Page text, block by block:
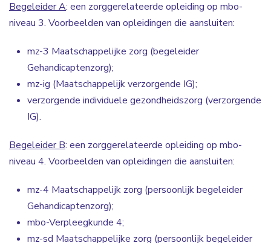
Begeleider A: een zorggerelateerde opleiding op mbo-
niveau 3. Voorbeelden van opleidingen die aansluiten:
mz-3 Maatschappelijke zorg (begeleider
Gehandicaptenzorg);
mz-ig (Maatschappelijk verzorgende IG);
verzorgende individuele gezondheidszorg (verzorgende
IG).
Begeleider B: een zorggerelateerde opleiding op mbo-
niveau 4. Voorbeelden van opleidingen die aansluiten:
mz-4 Maatschappelijk zorg (persoonlijk begeleider
Gehandicaptenzorg);
mbo-Verpleegkunde 4;
mz-sd Maatschappelijke zorg (persoonlijk begeleider